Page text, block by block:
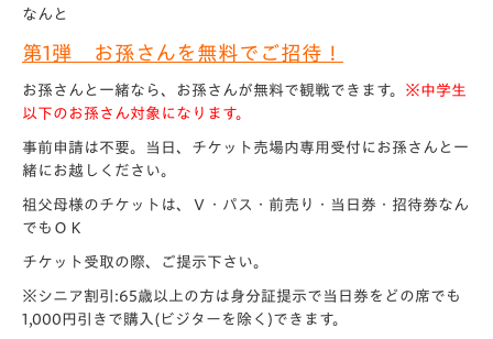
なんと
第1弾 お孫さんを無料でご招待！
お孫さんと一緒なら、お孫さんが無料で観戦できます。 ※中学生
以下のお孫さん対象になります。
事前申請は不要。当日、チケット売場内専用受付にお孫さんと一
緒にお越しください。
祖父母様のチケットは、Ｖ・パス・前売り・当日券・招待券なん
でもＯＫ
チケット受取の際、ご提示下さい。
※シニア割引:65歳以上の方は身分証提示で当日券をどの席でも
1,000円引きで購入(ビジターを除く)できます。